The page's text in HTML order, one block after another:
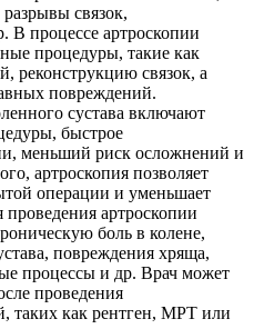
связок,
В процессе артроскопии
процедуры, такие как
реконструкцию связок, а
повреждений.
сустава включают
быстрое
меньший риск осложнений и
артроскопия позволяет
операции и уменьшает
артроскопии
боль в колене,
повреждения хряща,
процессы и др. Врач может
проведения
таких как рентген, МРТ или